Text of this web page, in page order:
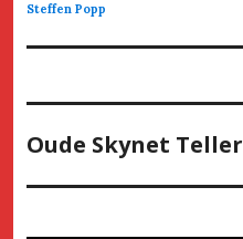
Steffen Popp
Oude Skynet Teller